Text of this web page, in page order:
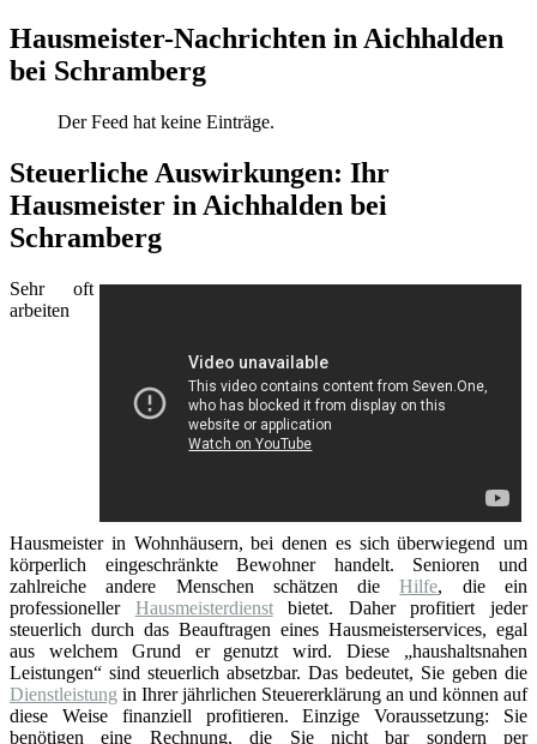
Hausmeister-Nachrichten in Aichhalden
bei Schramberg
Der Feed hat keine Einträge.
Steuerliche Auswirkungen: Ihr
Hausmeister in Aichhalden bei
Schramberg
Sehr oft
arbeiten
Hausmeister in Wohnhäusern, bei denen es sich überwiegend um
körperlich eingeschränkte Bewohner handelt. Senioren und
zahlreiche andere Menschen schätzen dieHilfe, die ein
professioneller Hausmeisterdienstbietet. Daher profitiert jeder
steuerlich durch das Beauftragen eines Hausmeisterservices, egal
aus welchem Grund er genutzt wird. Diese „haushaltsnahen
Leistungen“ sind steuerlich absetzbar. Das bedeutet, Sie geben die
Dienstleistung in Ihrer jährlichen Steuererklärung an und können auf
diese Weise finanziell profitieren. Einzige Voraussetzung: Sie
benötigen eine Rechnung, die Sie nicht bar sondern per